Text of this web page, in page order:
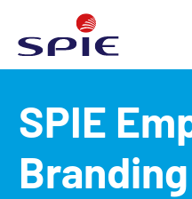
SPIE
Branding